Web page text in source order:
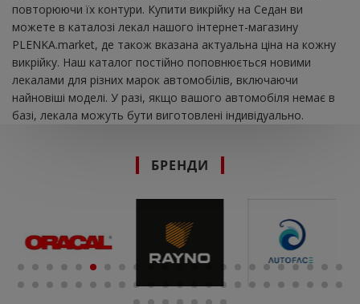
повторюючи їх контури. Купити викрійку на Седан ви
можете в каталозі лекал нашого інтернет-магазину
PLENKA.market, де також вказана актуальна ціна на кожну
викрійку. Наш каталог постійно поповнюється новими
лекалами для різних марок автомобілів, включаючи
найновіші моделі. У разі, якщо вашого автомобіля немає в
базі, лекала можуть бути виготовлені індивідуально.
БРЕНДИ